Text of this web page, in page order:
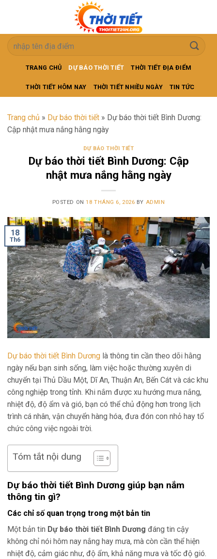
TRANG CHỦ DỰ BÁO THỜI TIẾT THỜI TIẾT ĐỊA ĐIỂM
THỜI TIẾT HÔM NAY THỜI TIẾT NHIỀU NGÀY TIN TỨC
Trang chủ » Dự báo thời tiết » Dự báo thời tiết Bình Dương:
Cập nhật mưa nắng hằng ngày
DỰ BÁO THỜI TIẾT
Dự báo thời tiết Bình Dương: Cập
nhật mưa nắng hằng ngày
POSTED ON18 THÁNG 6, 2026 BY ADMIN
18
Th6
Dự báo thời tiết Bình Dương là thông tin cần theo dõi hằng
ngày nếu bạn sinh sống, làm việc hoặc thường xuyên di
chuyển tại Thủ Dầu Một, Dĩ An, Thuận An, Bến Cát và các khu
công nghiệp trong tỉnh. Khi nắm được xu hướng mưa nắng,
nhiệt độ, độ ẩm và gió, bạn có thể chủ động hơn trong lịch
trình cá nhân, vận chuyển hàng hóa, đưa đón con nhỏ hay tổ
chức công việc ngoài trời.
Tóm tắt nội dung
Dự báo thời tiết Bình Dương giúp bạn nắm
thông tin gì?
Các chỉ số quan trọng trong một bản tin
Một bản tin Dự báo thời tiết Bình Dương đáng tin cậy
không chỉ nói hôm nay nắng hay mưa, mà còn cần thể hiện
nhiệt độ, cảm giác như, độ ẩm, khả năng mưa và tốc độ gió.